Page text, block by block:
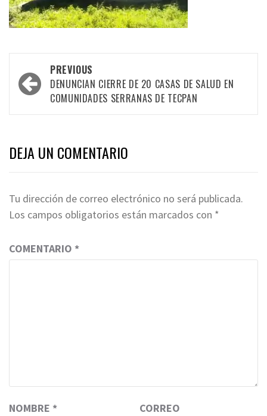
Post
navigation
PREVIOUS
DENUNCIAN CIERRE DE 20 CASAS DE SALUD EN
COMUNIDADES SERRANAS DE TECPAN
DEJA UN COMENTARIO
Tu dirección de correo electrónico no será publicada.
Los campos obligatorios están marcados con *
COMENTARIO *
NOMBRE *
CORREO